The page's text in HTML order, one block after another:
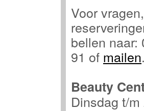
Voor
bellen naar:
91 of mailen
Beauty
Dinsdag t/